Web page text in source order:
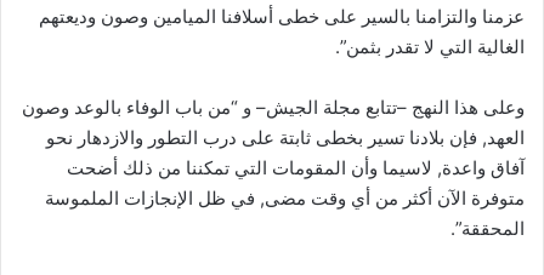
عزمنا والتزامنا بالسير على خطى أسلافنا الميامين وصون وديعتهم
الغالية التي لا تقدر بثمن”.
وعلى هذا النهج –تتابع مجلة الجيش– و “من باب الوفاء بالوعد وصون
العهد, فإن بلادنا تسير بخطى ثابتة على درب التطور والازدهار نحو
آفاق واعدة, لاسيما وأن المقومات التي تمكننا من ذلك أضحت
متوفرة الآن أكثر من أي وقت مضى, في ظل الإنجازات الملموسة
المحققة”.